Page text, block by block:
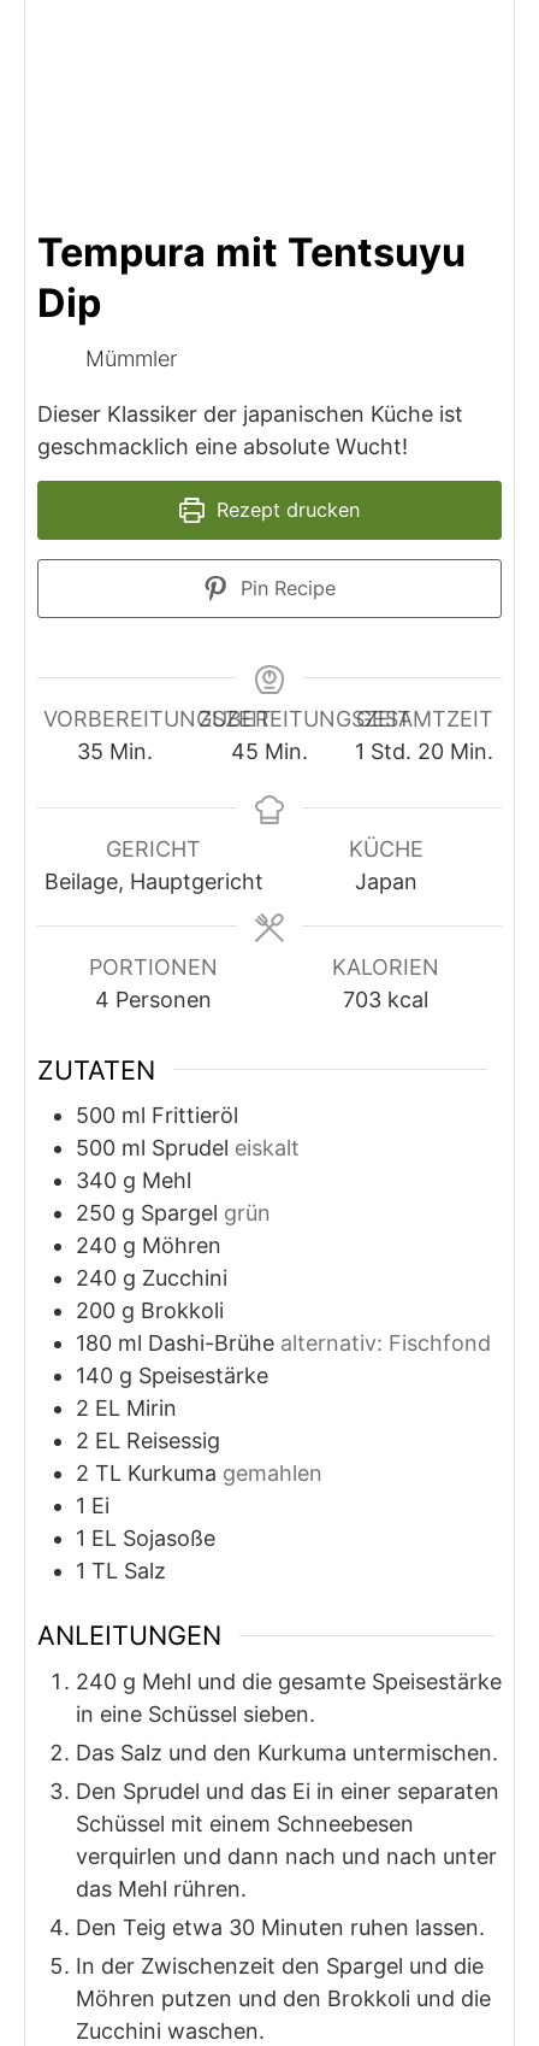
Tempura mit Tentsuyu
Dip
Mümmler
Dieser Klassiker der japanischen Küche ist
geschmacklich eine absolute Wucht!
Rezept drucken
Pin Recipe
VORBEREITUNGSZEIT
35Minuten
Min.
ZUBEREITUNGSZEIT
45 Minuten
Min.
GESAMTZEIT
1 Stunde
Std. 20Minuten
Min.
GERICHT
Beilage, Hauptgericht
KÜCHE
Japan
PORTIONEN
4 Personen
KALORIEN
703 kcal
ZUTATEN
500 ml Frittieröl
500 ml Sprudel eiskalt
340 g Mehl
250 g Spargel grün
240 g Möhren
240 g Zucchini
200 g Brokkoli
180 ml Dashi-Brühe alternativ: Fischfond
140 g Speisestärke
2 EL Mirin
2 EL Reisessig
2 TL Kurkuma gemahlen
1 Ei
1 EL Sojasoße
1 TL Salz
ANLEITUNGEN
240 g Mehl und die gesamte Speisestärke
in eine Schüssel sieben.
Das Salz und den Kurkuma untermischen.
Den Sprudel und das Ei in einer separaten
Schüssel mit einem Schneebesen
verquirlen und dann nach und nach unter
das Mehl rühren.
Den Teig etwa 30 Minuten ruhen lassen.
In der Zwischenzeit den Spargel und die
Möhren putzen und den Brokkoli und die
Zucchini waschen.